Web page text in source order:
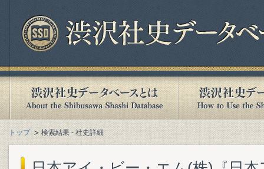
トップ 検索結果 - 社史詳細